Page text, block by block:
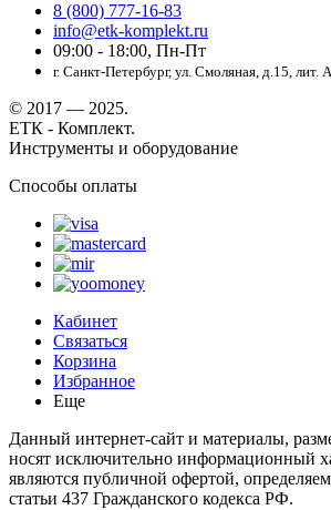
8 (800) 777-16-83
info@etk-komplekt.ru
09:00 - 18:00, Пн-Пт
г. Санкт-Петербург, ул. Смоляная, д.15, лит.
© 2017 — 2025.
ЕТК - Комплект.
Инструменты и оборудование
Способы оплаты
Кабинет
Связаться
Корзина
Избранное
Еще
Данный интернет-сайт и материалы,
носят исключительно информационный
являются публичной офертой,
статьи 437 Гражданского кодекса РФ.